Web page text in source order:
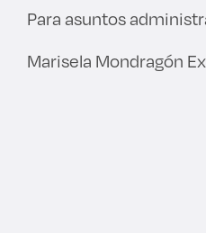
Derecho
Para asuntos
Marisela Mondragón